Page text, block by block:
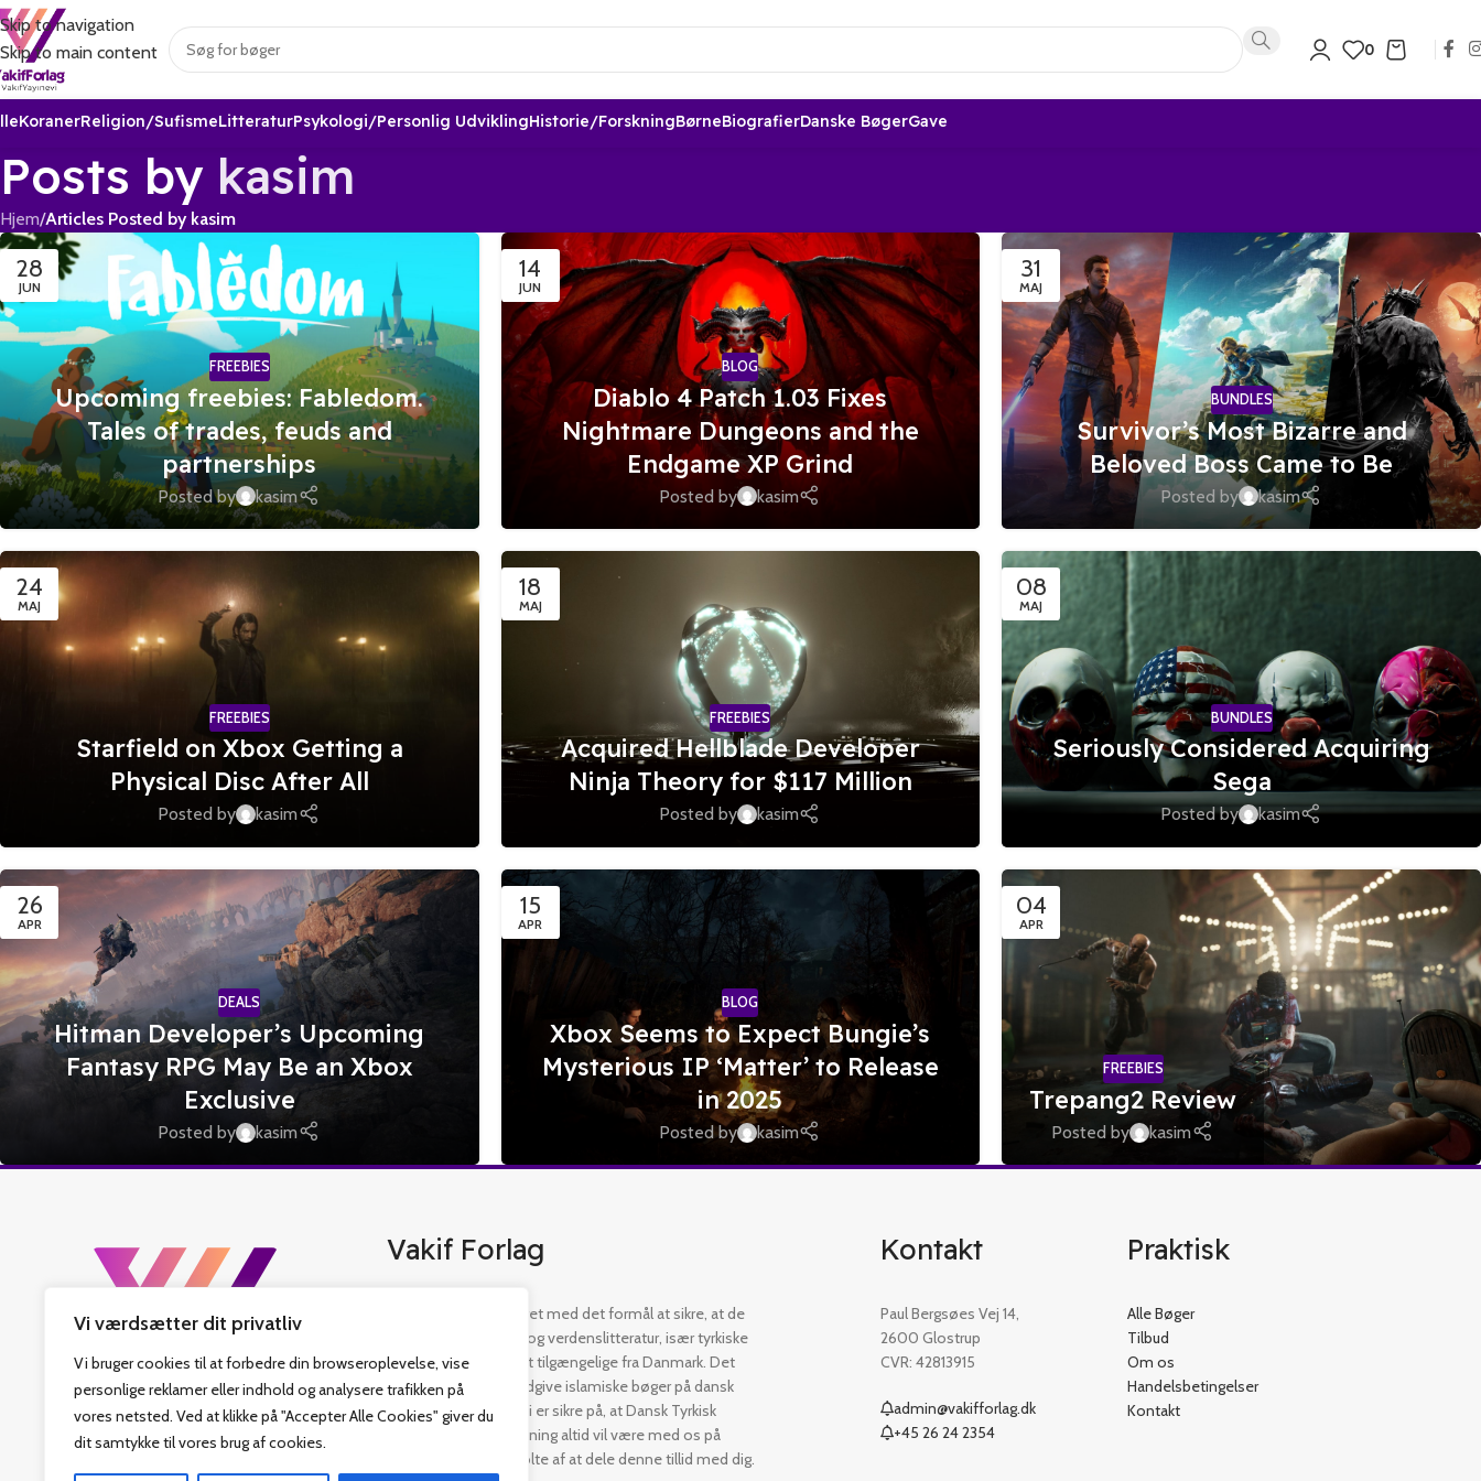
Vi værdsætter dit privatliv
Vi bruger cookies til at forbedre din browseroplevelse, vise
personlige reklamer eller indhold og analysere trafikken på
vores netsted. Ved at klikke på "Accepter Alle Cookies" giver du
dit samtykke til vores brug af cookies.
Skip to navigation
Skip to main content
0
KoranerReligion/sufismeLitteraturPsykologi/Personlig UdviklingHistorie/forskningBørneBiografierDanske BøgerGave
Posts by kasim
Hjem/Articles Posted by kasim
28
JUN
FREEBIES
Upcoming freebies: Fabledom.
Tales of trades, feuds and
partnerships
Posted by kasim
14
JUN
BLOG
Diablo 4 Patch 1.03 Fixes
Nightmare Dungeons and the
Endgame XP Grind
Posted by kasim
31
MAJ
BUNDLES
Survivor’s Most Bizarre and
Beloved Boss Came to Be
Posted by kasim
24
MAJ
FREEBIES
Starfield on Xbox Getting a
Physical Disc After All
Posted by kasim
18
MAJ
FREEBIES
Acquired Hellblade Developer
Ninja Theory for $117 Million
Posted by kasim
08
MAJ
BUNDLES
Seriously Considered Acquiring
Sega
Posted by kasim
26
APR
DEALS
Hitman Developer’s Upcoming
Fantasy RPG May Be an Xbox
Exclusive
Posted by kasim
15
APR
BLOG
Xbox Seems to Expect Bungie’s
Mysterious IP ‘Matter’ to Release
in 2025
Posted by kasim
04
APR
FREEBIES
Trepang2 Review
Posted by kasim
Vakif Forlag
Vakif Forlag er etableret med det formål at sikre, at de
bedste tyrkisk bøger og verdenslitteratur, især tyrkiske
islamiske bøger, er let tilgængelige fra Danmark. Det
har også fastlagt at udgive islamiske bøger på dansk
som sit hovedmål. Vi er sikre på, at Dansk Tyrkisk
Religiøs Fonds vejledning altid vil være med os på
denne rejse. Vi er stolte af at dele denne tillid med dig.
Kontakt
Paul Bergsøes Vej 14,
2600 Glostrup
CVR: 42813915
admin@vakifforlag.dk
+45 26 24 2354
Praktisk
Alle Bøger
Tilbud
Om os
Handelsbetingelser
Kontakt